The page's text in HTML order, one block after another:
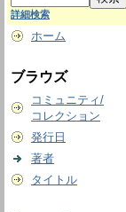
詳細検索
ホーム
ブラウズ
コミュニティ/
コレクション
発行日
著者
タイトル